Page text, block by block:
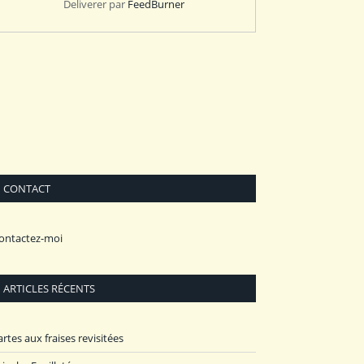
Deliverer par FeedBurner
CONTACT
moi
ARTICLES RÉCENTS
aux fraises revisitées